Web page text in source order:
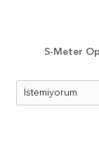
S-Meter